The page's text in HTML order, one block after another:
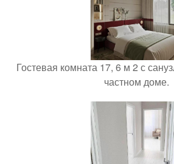
Гостевая комната 17, 6 м 2 с
частном доме.